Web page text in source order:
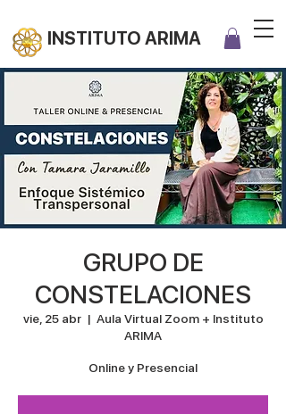
INSTITUTO ARIMA
GRUPO DE
CONSTELACIONES
vie, 25 abr
  |
Aula Virtual Zoom + Instituto
ARIMA
Online y Presencial